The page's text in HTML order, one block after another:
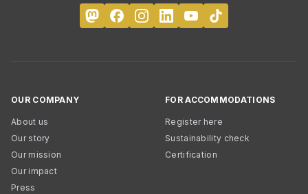
OUR COMPANY
About us
Our story
Our mission
Our impact
Press
FOR ACCOMMODATIONS
Register here
Sustainability check
Certification